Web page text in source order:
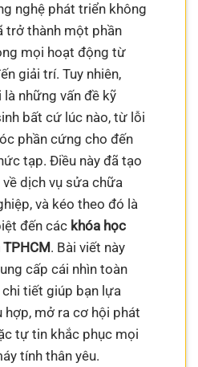
nghệ phát triển không
trở thành một phần
mọi hoạt động từ
giải trí. Tuy nhiên,
những vấn đề kỹ
bất cứ lúc nào, từ lỗi
phần cứng cho đến
tạp. Điều này đã tạo
dịch vụ sửa chữa
và kéo theo đó là
đến các khóa học
. Bài viết này
cấp cái nhìn toàn
tiết giúp bạn lựa
hợp, mở ra cơ hội phát
tự tin khắc phục mọi
tính thân yêu.